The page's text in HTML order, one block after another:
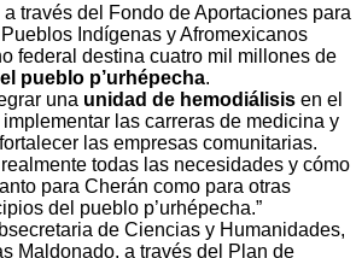
través del Fondo de Aportaciones para
Indígenas y Afromexicanos
federal destina cuatro mil millones de
pueblo p’urhépecha.
una unidad de hemodiálisis en el
las carreras de medicina y
las empresas comunitarias.
todas las necesidades y cómo
para Cherán como para otras
del pueblo p’urhépecha.”
de Ciencias y Humanidades,
Maldonado, a través del Plan de